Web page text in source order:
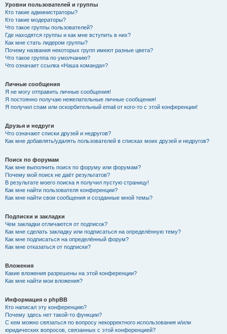
Уровни пользователей и группы
Кто такие администраторы?
Кто такие модераторы?
Что такое группы пользователей?
Где находятся группы и как мне вступить в них?
Как мне стать лидером группы?
Почему названия некоторых групп имеют разные цвета?
Что такое группа по умолчанию?
Что означает ссылка «Наша команда»?
Личные сообщения
Я не могу отправить личные сообщения!
Я постоянно получаю нежелательные личные сообщения!
Я получил спам или оскорбительный email от кого-то с этой конференции!
Друзья и недруги
Что означают списки друзей и недругов?
Как мне добавлять/удалять пользователей в списках моих друзей и недругов?
Поиск по форумам
Как мне выполнить поиск по форуму или форумам?
Почему мой поиск не даёт результатов?
В результате моего поиска я получил пустую страницу!
Как мне найти пользователя конференции?
Как мне найти свои сообщения и созданные мной темы?
Подписки и закладки
Чем закладки отличаются от подписок?
Как мне сделать закладку или подписаться на определённую тему?
Как мне подписаться на определённый форум?
Как мне отказаться от подписки?
Вложения
Какие вложения разрешены на этой конференции?
Как мне найти мои вложения?
Информация о phpBB
Кто написал эту конференцию?
Почему здесь нет такой-то функции?
С кем можно связаться по вопросу некорректного использования и/или
юридических вопросов, связанных с этой конференцией?